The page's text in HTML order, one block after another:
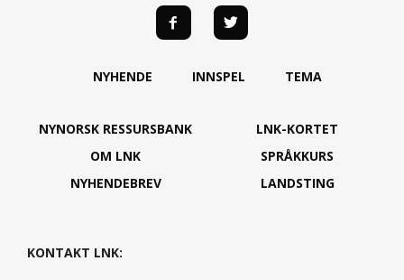
NYHENDE INNSPEL TEMA
NYNORSK RESSURSBANK
OM LNK
NYHENDEBREV
LNK-KORTET
SPRÅKKURS
LANDSTING
KONTAKT LNK: